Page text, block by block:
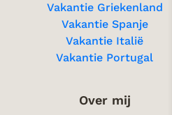
Vakantie Griekenland
Vakantie Spanje
Vakantie Italië
Vakantie Portugal
Over mij